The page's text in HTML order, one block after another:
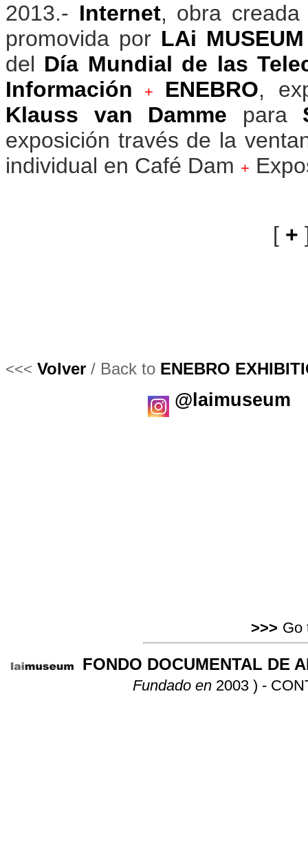
2013.- Internet, obra
promovida por LAi MUSEUM
del Día Mundial de las
Información + ENEBRO,
Klauss van Damme para
exposición través de la
individual en Café Dam +
[ +
<<< Volver / Back to ENEBRO
@laimuseum
>>> Go
FONDO DOCUMENTAL DE
Fundado en2003 ) -